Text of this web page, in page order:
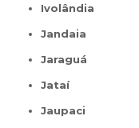
Ivolândia
Jandaia
Jaraguá
Jataí
Jaupaci